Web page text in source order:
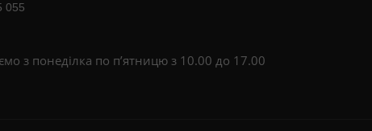
055
з понеділка по п’ятницю з 10.00 до 17.00